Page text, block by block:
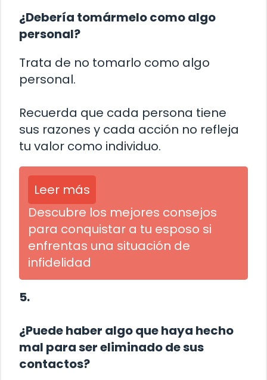
¿Debería tomármelo como algo
personal?
Trata de no tomarlo como algo
personal.
Recuerda que cada persona tiene
sus razones y cada acción no refleja
tu valor como individuo.
Leer más
Descubre los mejores consejos
para conquistar a tu esposo si
enfrentas una situación de
infidelidad
5.
¿Puede haber algo que haya hecho
mal para ser eliminado de sus
contactos?